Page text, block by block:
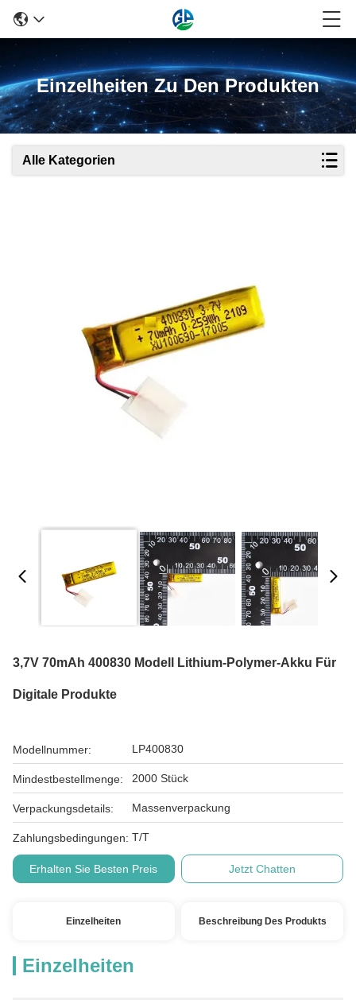
Einzelheiten Zu Den Produkten
Alle Kategorien
3,7V 70mAh 400830 Modell Lithium-Polymer-Akku Für
Digitale Produkte
Modellnummer: LP400830
Mindestbestellmenge: 2000 Stück
Verpackungsdetails: Massenverpackung
Zahlungsbedingungen: T/T
Erhalten Sie Besten Preis Jetzt Chatten
Einzelheiten Beschreibung Des Produkts
Einzelheiten